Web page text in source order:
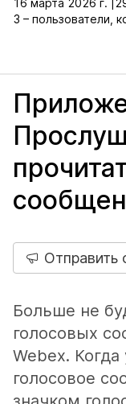
16 марта 2026 г. |
3 – пользователи,
Отправить
Больше не
голосовых
Webex.
голосовое